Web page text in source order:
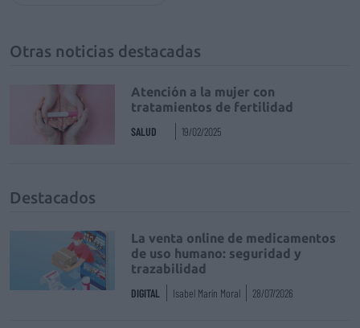
Otras noticias destacadas
Atención a la mujer con
tratamientos de fertilidad
SALUD 19/02/2025
Destacados
La venta online de medicamentos
de uso humano: seguridad y
trazabilidad
DIGITAL Isabel Marín Moral 28/07/2026